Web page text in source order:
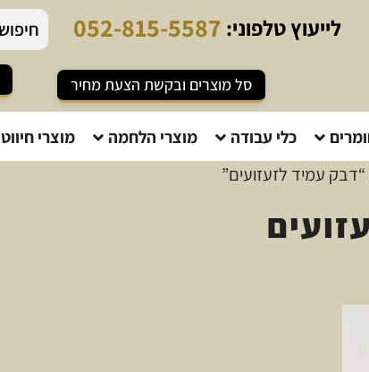
לייעוץטלפוני: 052-815-5587
סל מוצרים ובקשת הצעת מחיר
כלי עבודה מוצרי הלחמה מוצרי חיווט
עמיד לזעזועים”